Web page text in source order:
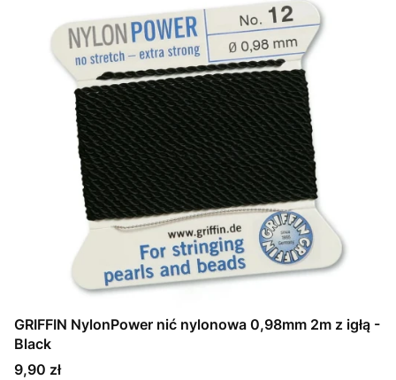
GRIFFIN NylonPower nić nylonowa 0,98mm 2m z igłą -
Black
Cena
9,90 zł